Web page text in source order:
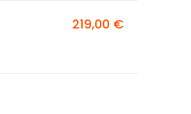
219,00 €